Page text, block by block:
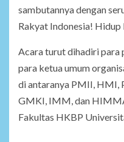
sambutannya dengan
Rakyat Indonesia! Hidup
Acara turut dihadiri para
para ketua umum
di antaranya PMII,
GMKI, IMM, dan
Fakultas HKBP